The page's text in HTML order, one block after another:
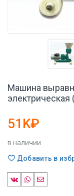
Машина
электрическая
51K₽
в наличии
Добавить в